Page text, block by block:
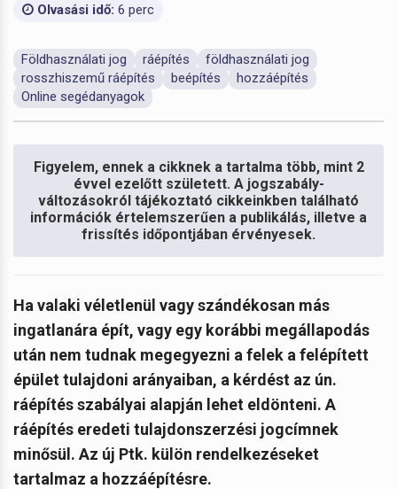
Olvasási idő: 6 perc
Földhasználati jog ráépítés
földhasználati jog
rosszhiszemű ráépítés
beépítés
hozzáépítés
Online segédanyagok
Figyelem, ennek a cikknek a tartalma több, mint 2
évvel ezelőtt született. A jogszabály-
változásokról tájékoztató cikkeinkben található
információk értelemszerűen a publikálás, illetve a
frissítés időpontjában érvényesek.
Ha valaki véletlenül vagy szándékosan más
ingatlanára épít, vagy egy korábbi megállapodás
után nem tudnak megegyezni a felek a felépített
épület tulajdoni arányaiban, a kérdést az ún.
ráépítés szabályai alapján lehet eldönteni. A
ráépítés eredeti tulajdonszerzési jogcímnek
minősül. Az új Ptk. külön rendelkezéseket
tartalmaz a hozzáépítésre.